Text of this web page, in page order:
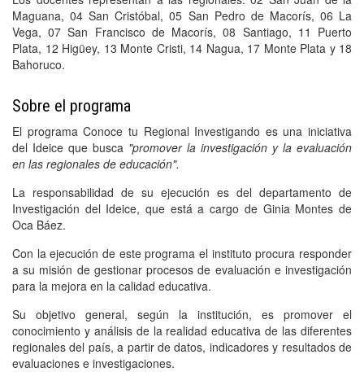
Maguana, 04 San Cristóbal, 05 San Pedro de Macorís, 06 La
Vega, 07 San Francisco de Macorís, 08 Santiago, 11 Puerto
Plata, 12 Higüey, 13 Monte Cristi, 14 Nagua, 17 Monte Plata y 18
Bahoruco.
Sobre el programa
El programa Conoce tu Regional Investigando es una iniciativa
del Ideice que busca "promover la investigación y la evaluación
en las regionales de educación".
La responsabilidad de su ejecución es del departamento de
Investigación del Ideice, que está a cargo de Ginia Montes de
Oca Báez.
Con la ejecución de este programa el instituto procura responder
a su misión de gestionar procesos de evaluación e investigación
para la mejora en la calidad educativa.
Su objetivo general, según la institución, es promover el
conocimiento y análisis de la realidad educativa de las diferentes
regionales del país, a partir de datos, indicadores y resultados de
evaluaciones e investigaciones.